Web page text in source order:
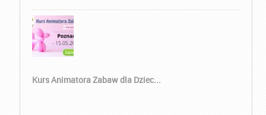
Kurs Animatora Zabaw dla Dziec...